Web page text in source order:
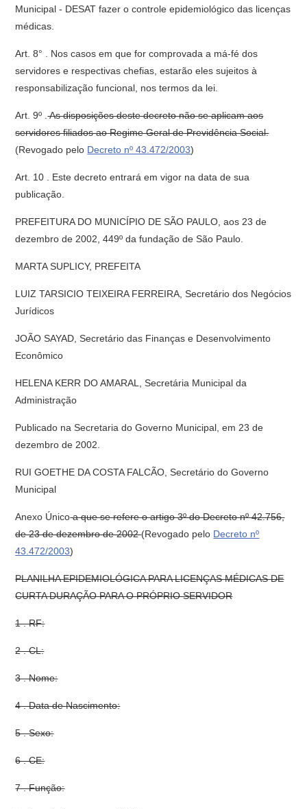
Municipal - DESAT fazer o controle epidemiológico das licenças
médicas.
Art. 8° . Nos casos em que for comprovada a má-fé dos
servidores e respectivas chefias, estarão eles sujeitos à
responsabilização funcional, nos termos da lei.
Art. 9º .As disposições deste decreto não se aplicam aos
servidores filiados ao Regime Geral de Previdência Social.
(Revogado pelo Decreto nº 43.472/2003)
Art. 10 . Este decreto entrará em vigor na data de sua
publicação.
PREFEITURA DO MUNICÍPIO DE SÃO PAULO, aos 23 de
dezembro de 2002, 449º da fundação de São Paulo.
MARTA SUPLICY, PREFEITA
LUIZ TARSICIO TEIXEIRA FERREIRA, Secretário dos Negócios
Jurídicos
JOÃO SAYAD, Secretário das Finanças e Desenvolvimento
Econômico
HELENA KERR DO AMARAL, Secretária Municipal da
Administração
Publicado na Secretaria do Governo Municipal, em 23 de
dezembro de 2002.
RUI GOETHE DA COSTA FALCÃO, Secretário do Governo
Municipal
Anexo Únicoa que se refere o artigo 3º do Decreto nº 42.756,
de 23 de dezembro de 2002(Revogado pelo Decreto nº
43.472/2003)
PLANILHA EPIDEMIOLÓGICA PARA LICENÇAS MÉDICAS DE
CURTA DURAÇÃO PARA O PRÓPRIO SERVIDOR
1 . RF:
2 . CL:
3 . Nome:
4 . Data de Nascimento:
5 . Sexo:
6 . CE:
7 . Função: